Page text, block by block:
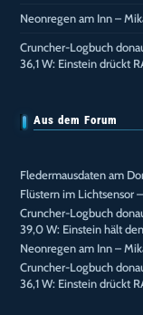
Neonregen am Inn –
Cruncher-Logbuch
36,1 W: Einstein drückt
Aus dem Forum
Fledermausdaten am
Flüstern im Lichtsensor
Cruncher-Logbuch
39,0 W: Einstein hält
Neonregen am Inn –
Cruncher-Logbuch
36,1 W: Einstein drückt